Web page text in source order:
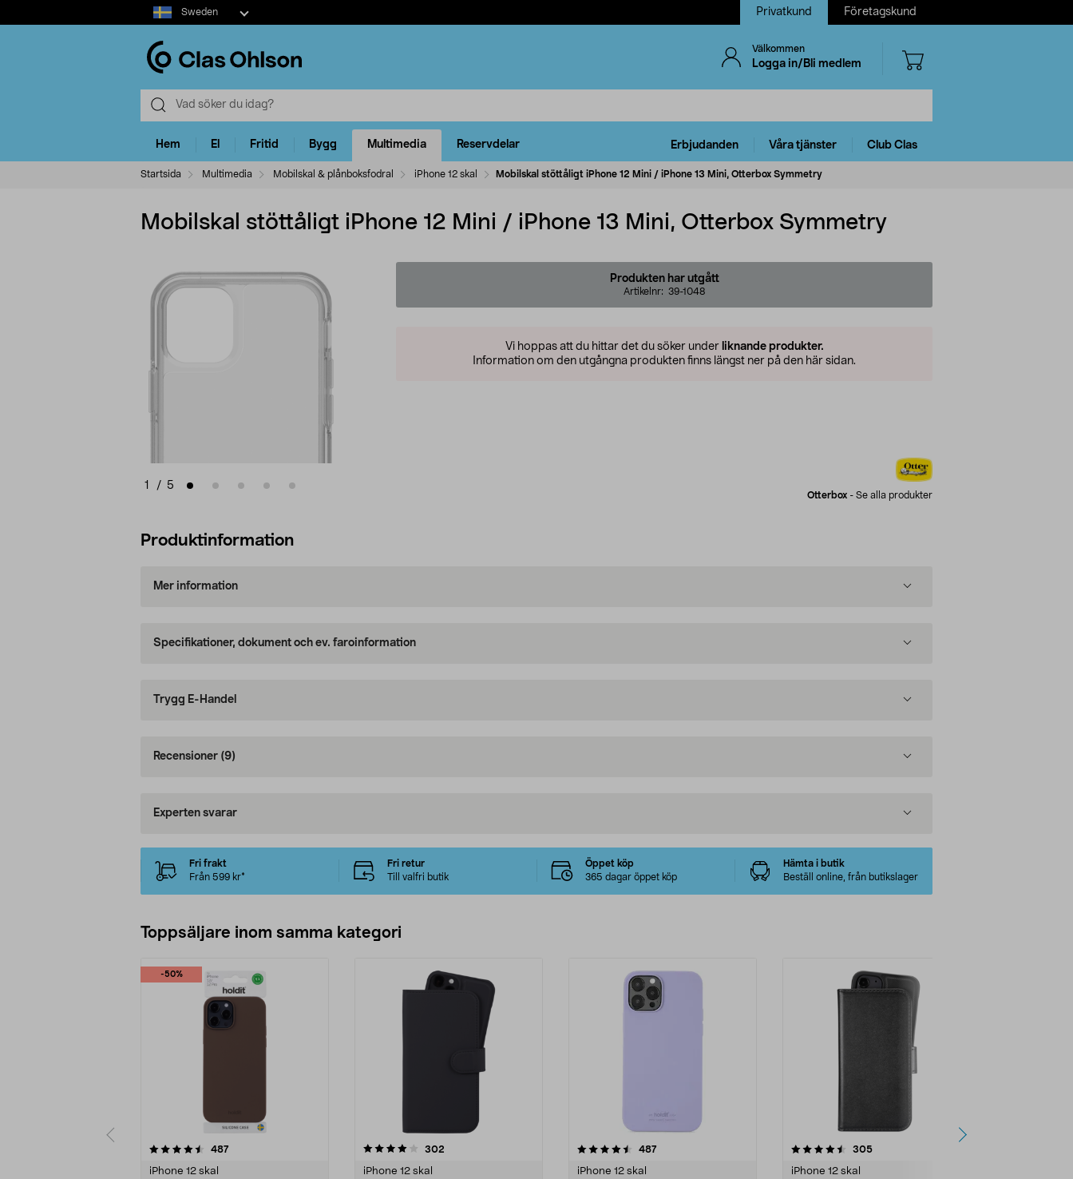
Select
market
Sweden Privatkund Företagskund
Välkommen
Logga in/Bli medlem
Hem El Fritid Bygg Multimedia Reservdelar Erbjudanden Våra tjänster Club Clas
Startsida Multimedia Mobilskal & plånboksfodral iPhone 12 skal Mobilskal stöttåligt iPhone 12 Mini / iPhone 13 Mini, Otterbox Symmetry
Mobilskal stöttåligt iPhone 12 Mini / iPhone 13 Mini, Otterbox Symmetry
1 / 5
Produkten har utgått
Artikelnr: 39-1048
Vi hoppas att du hittar det du söker under liknande produkter.
Information om den utgångna produkten finns längst ner på den här sidan.
Otterbox - Se alla produkter
Produktinformation
Mer information
Specifikationer, dokument och ev. faroinformation
Trygg E-Handel
Recensioner (9)
Experten svarar
Fri frakt
Från 599 kr*
Fri retur
Till valfri butik
Öppet köp
365 dagar öppet köp
Hämta i butik
Beställ online, från butikslager
Toppsäljare inom samma kategori
-50%
487recensioner
iPhone 12 skal
4.0 av 5 stjärnor 302
iPhone 12 skal
4.5 av 5 stjärnor 487recensioner
iPhone 12 skal
4.5 av 5 stjärnor 305recensioner
iPhone 12 skal
4.5 av 5 stjärnor